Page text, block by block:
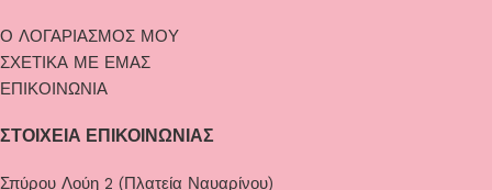
Ο ΛΟΓΑΡΙΑΣΜΟΣ ΜΟΥ
ΣΧΕΤΙΚΑ ΜΕ ΕΜΑΣ
ΕΠΙΚΟΙΝΩΝΙΑ
ΣΤΟΙΧΕΙΑ ΕΠΙΚΟΙΝΩΝΙΑΣ
Σπύρου Λούη 2 (Πλατεία Ναυαρίνου)